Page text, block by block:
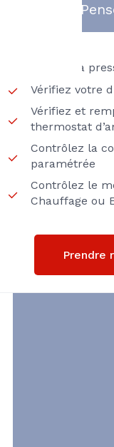
Vérifiez la
Vérifiez votre
Vérifiez et
thermostat
Contrôlez la
paramétrée
Contrôlez le
Chauffage ou
Prendre